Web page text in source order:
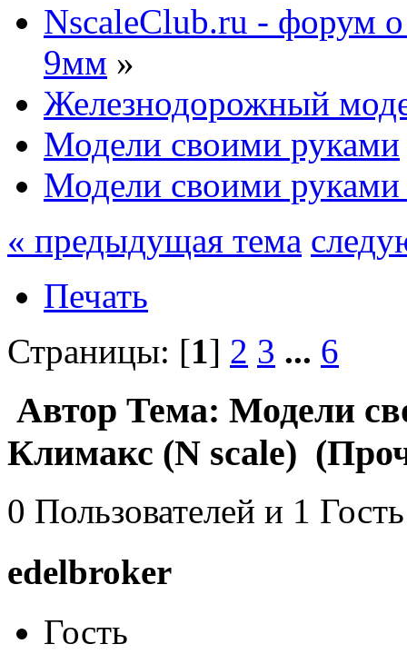
NscaleClub.ru - форум
9мм »
Железнодорожный
Модели своими руками
Модели своими
« предыдущая тема
Печать
Страницы: [1] 2 3 ... 6
Автор Тема: Модели
Климакс (N scale)
0 Пользователей и 1
edelbroker
Гость